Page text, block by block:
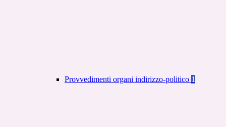
Provvedimenti organi indirizzo-politico 1